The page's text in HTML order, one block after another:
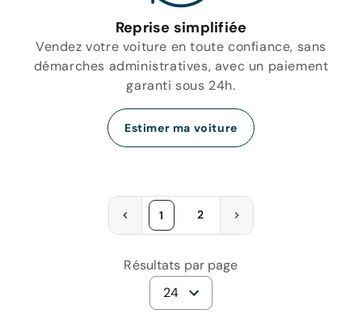
Reprise simplifiée
Vendez votre voiture en toute confiance, sans
démarches administratives, avec un paiement
garanti sous 24h.
Estimer ma voiture
1 2
Résultats par page
24